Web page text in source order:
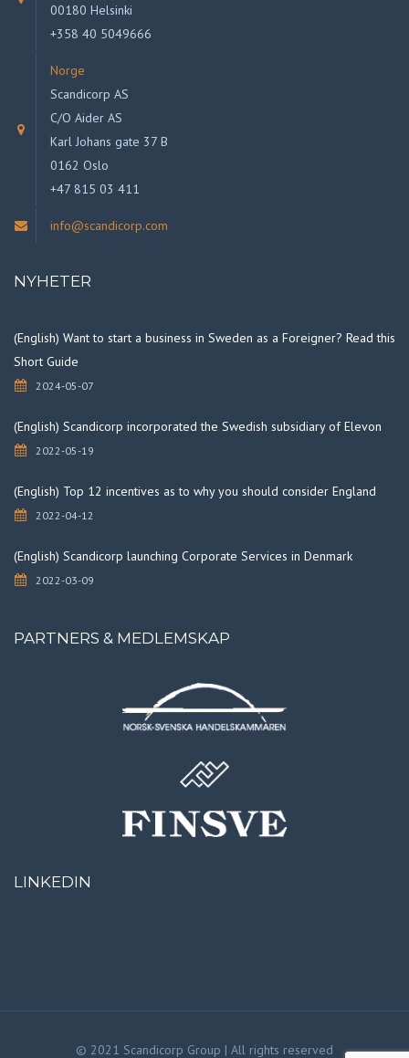
00180 Helsinki
+358 40 5049666
Norge
Scandicorp AS
C/O Aider AS
Karl Johans gate 37 B
0162 Oslo
+47 815 03 411
info@scandicorp.com
NYHETER
(English) Want to start a business in Sweden as a Foreigner? Read this
Short Guide
2024-05-07
(English) Scandicorp incorporated the Swedish subsidiary of Elevon
2022-05-19
(English) Top 12 incentives as to why you should consider England
2022-04-12
(English) Scandicorp launching Corporate Services in Denmark
2022-03-09
PARTNERS & MEDLEMSKAP
LINKEDIN
© 2021 Scandicorp Group | All rights reserved